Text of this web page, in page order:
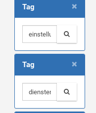
×
Tag
×
Tag